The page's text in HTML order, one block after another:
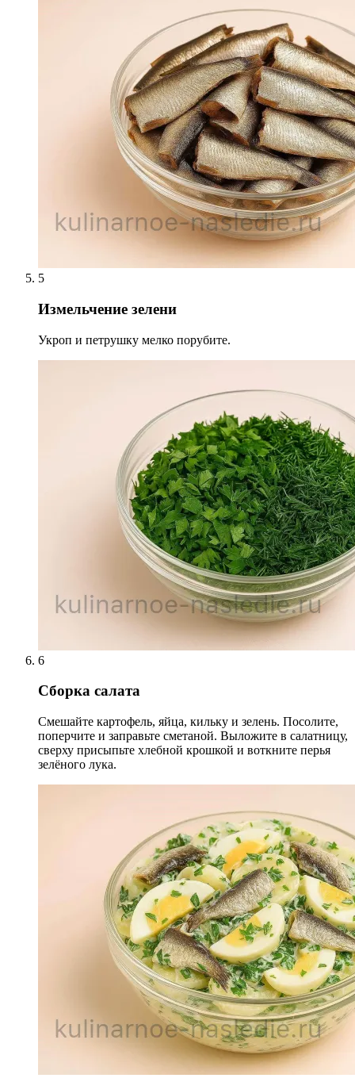
5
Измельчение зелени
Укроп и петрушку мелко порубите.
6
Сборка салата
Смешайте картофель, яйца, кильку и зелень. Посолите,
поперчите и заправьте сметаной. Выложите в салатницу,
сверху присыпьте хлебной крошкой и воткните перья
зелёного лука.